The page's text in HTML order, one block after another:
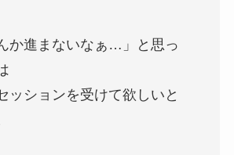
か進まないなぁ…」と思っ
ッションを受けて欲しいと